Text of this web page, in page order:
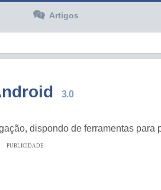
Artigos
3.0
dispondo de ferramentas
PUBLICIDADE